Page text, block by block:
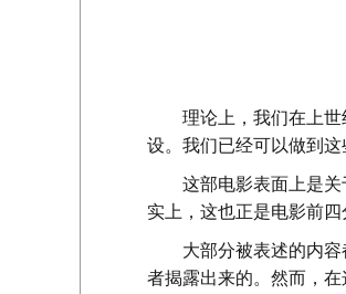
理论上，我们在上
设。我们已经可以做到这
这部电影表面上是
实上，这也正是电影前四
大部分被表述的内
者揭露出来的。然而，